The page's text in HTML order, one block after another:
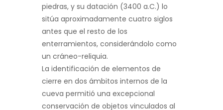
piedras, y su datación (3400 a.C.) lo
sitúa aproximadamente cuatro siglos
antes que el resto de los
enterramientos, considerándolo como
un cráneo-reliquia.
La identificación de elementos de
cierre en dos ámbitos internos de la
cueva permitió una excepcional
conservación de objetos vinculados al